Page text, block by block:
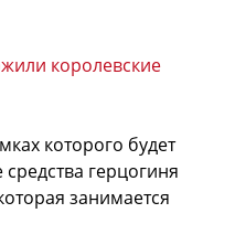
королевские
которого будет
герцогиня
занимается